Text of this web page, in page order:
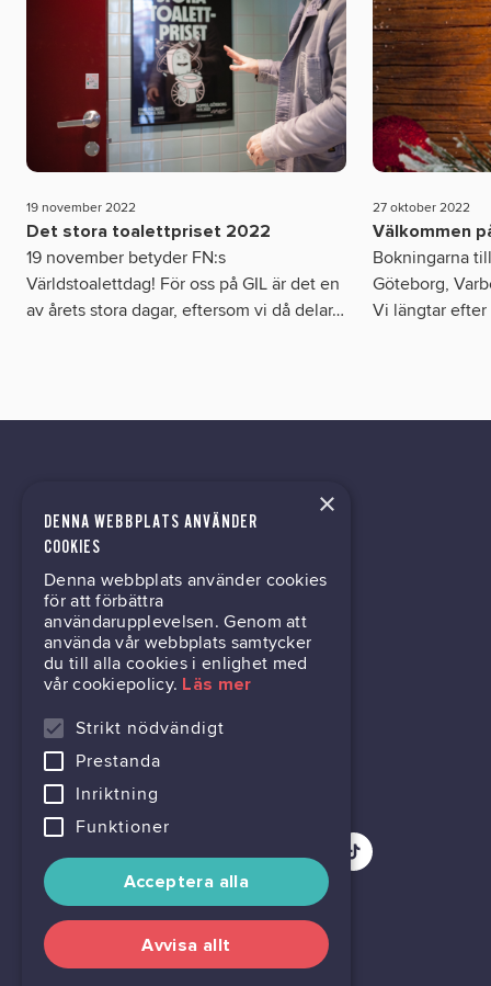
19 november 2022
Det stora toalettpriset 2022
19 november betyder FN:s
Världstoalettdag! För oss på GIL är det en
av årets stora dagar, eftersom vi då delar…
27 oktober 2022
Välkommen
Bokningarna
Göteborg,
Vi längtar
kontor@gil.se
031-63 64 80
Mölndalsvägen 30B
Box 24061
400 22 Göteborg
716444-6762
×
DENNA WEBBPLATS ANVÄNDER
COOKIES
Denna webbplats använder cookies
för att förbättra
användarupplevelsen. Genom att
använda vår webbplats samtycker
du till alla cookies i enlighet med
vår cookiepolicy. Läs mer
Strikt nödvändigt
Prestanda
Inriktning
Funktioner
Acceptera alla
Avvisa allt